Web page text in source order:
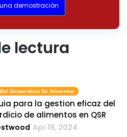
demostración
lectura
Desperdicio De Alimentos
para la gestion eficaz del
de alimentos en QSR
Apr 19, 2024